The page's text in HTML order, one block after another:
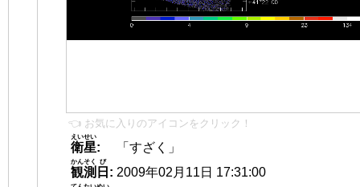
👈 お気に入りのアイコンをクリック！
衛星
えいせい
:
「すざく」
観測
かんそく
日
び
: 2009年02月11日 17:31:00